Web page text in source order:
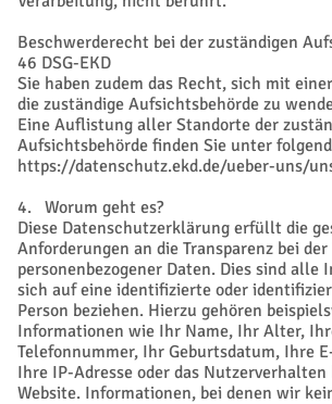
Beschwerderecht bei der zuständigen
46 DSG-EKD
Sie haben zudem das Recht, sich mit
die zuständige Aufsichtsbehörde zu
Eine Auflistung aller Standorte der
Aufsichtsbehörde finden Sie unter
https://datenschutz.ekd.de/ueber-uns/
4. Worum geht es?
Diese Datenschutzerklärung erfüllt die
Anforderungen an die Transparenz bei
personenbezogener Daten. Dies sind alle
sich auf eine identifizierte oder
Person beziehen. Hierzu gehören
Informationen wie Ihr Name, Ihr Alter,
Telefonnummer, Ihr Geburtsdatum, Ihre
Ihre IP-Adresse oder das
Website. Informationen, bei denen wir